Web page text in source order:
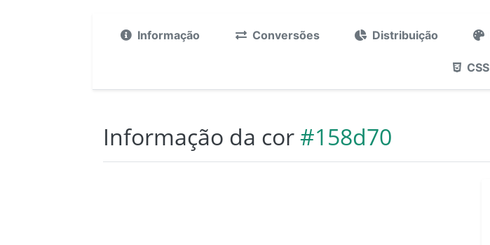
Informação Conversões Distribuição
CSS
Informação da cor#158d70